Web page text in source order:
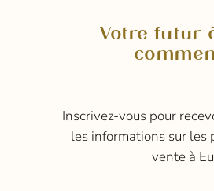
Votre futur
Inscrivez-vous pour
les informations sur les
vente à